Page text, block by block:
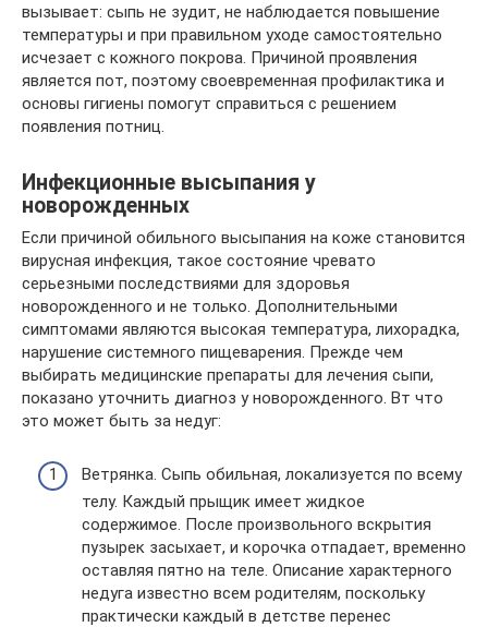
вызывает: сыпь не зудит, не наблюдается повышение
температуры и при правильном уходе самостоятельно
исчезает с кожного покрова. Причиной проявления
является пот, поэтому своевременная профилактика и
основы гигиены помогут справиться с решением
появления потниц.
Инфекционные высыпания у
новорожденных
Если причиной обильного высыпания на коже становится
вирусная инфекция, такое состояние чревато
серьезными последствиями для здоровья
новорожденного и не только. Дополнительными
симптомами являются высокая температура, лихорадка,
нарушение системного пищеварения. Прежде чем
выбирать медицинские препараты для лечения сыпи,
показано уточнить диагноз у новорожденного. Вт что
это может быть за недуг:
Ветрянка. Сыпь обильная, локализуется по всему
телу. Каждый прыщик имеет жидкое
содержимое. После произвольного вскрытия
пузырек засыхает, и корочка отпадает, временно
оставляя пятно на теле. Описание характерного
недуга известно всем родителям, поскольку
практически каждый в детстве перенес